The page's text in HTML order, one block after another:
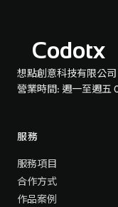
Codotx
想點創意科技有限公司
營業時間: 週一至週五
服務
服務項目
合作方式
作品案例